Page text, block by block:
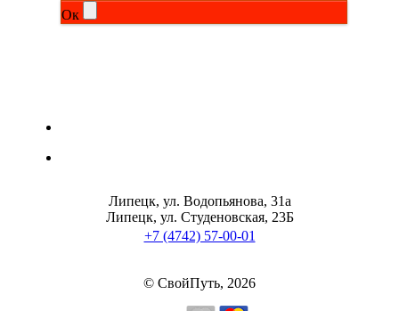
Ок
Липецк, ул. Водопьянова, 31а
Липецк, ул. Студеновская, 23Б
+7 (4742) 57-00-01
© СвойПуть, 2026